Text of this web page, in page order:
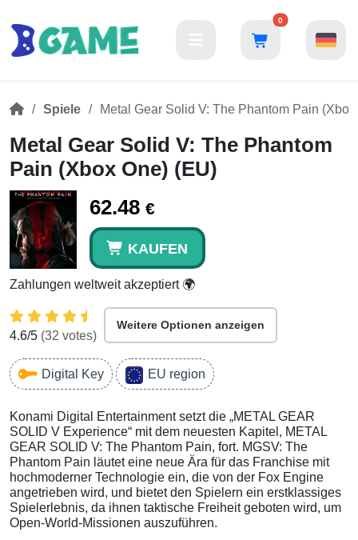
0
Spiele Metal Gear Solid V: The Phantom Pain
Metal Gear Solid V: The Phantom
Pain (Xbox One) (EU)
62.48 €
KAUFEN
Zahlungen weltweit akzeptiert 🌍
4.6/5 (32 votes)
Weitere Optionen anzeigen
Digital Key EU region
Konami Digital Entertainment setzt die „METAL GEAR
SOLID V Experience“ mit dem neuesten Kapitel, METAL
GEAR SOLID V: The Phantom Pain, fort. MGSV: The
Phantom Pain läutet eine neue Ära für das Franchise mit
hochmoderner Technologie ein, die von der Fox Engine
angetrieben wird, und bietet den Spielern ein erstklassiges
Spielerlebnis, da ihnen taktische Freiheit geboten wird, um
Open-World-Missionen auszuführen.